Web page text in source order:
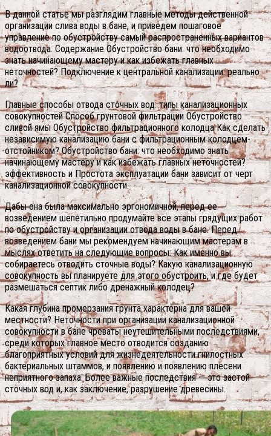
В данной статье мы разглядим главные методы действенной
организации слива воды в бане, и приведем пошаговое
управление по обустройству самый распространенных вариантов
водоотвода. Содержание Обустройство бани: что необходимо
знать начинающему мастеру и как избежать главных
неточностей? Подключение к центральной канализации: реально
ли?
Главные способы отвода сточных вод: типы канализационных
совокупностей Способ грунтовой фильтрации Обустройство
сливой ямы Обустройство фильтрационного колодца Как сделать
независимую канализацию бани с фильтрационным колодцем-
отстойником? Обустройство бани: что необходимо знать
начинающему мастеру и как избежать главных неточностей?
эффективность и Простота эксплуатации бани зависит от черт
канализационной совокупности.
Дабы она была максимально эргономичной, перед ее
возведением шепетильно продумайте все этапы грядущих работ
по обустройству и организации отвода воды в бане. Перед
возведением бани мы рекомендуем начинающим мастерам в
мыслях ответить на следующие вопросы: Как именно вы
собираетесь отводить сточные воды? Какую канализационную
совокупность вы планируете для этого обустроить, и где будет
размешаться септик либо дренажный колодец?
Какая глубина промерзания грунта характерна для вашей
местности? Неточности при организации канализационной
совокупности в бане чреваты неутешительными последствиями,
среди которых главное место отводится созданию
благоприятных условий для жизнедеятельности гнилостных
бактериальных штаммов, и появлению и появлению плесени
неприятного запаха. Более важные последствия — это застой
сточных вод и, как заключение, разрушение древесины.